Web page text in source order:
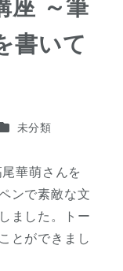
書いて
テゴリー
未分類
華萌さんを
ンで素敵な文
ました。トー
とができまし